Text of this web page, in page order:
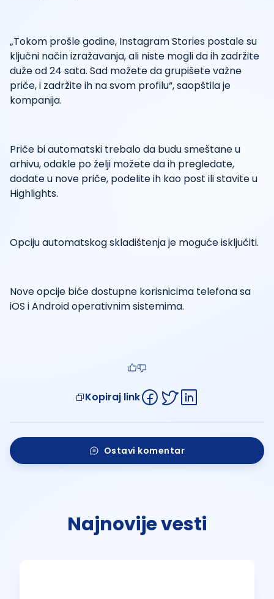
„Tokom prošle godine, Instagram Stories postale su
ključni način izražavanja, ali niste mogli da ih zadržite
duže od 24 sata. Sad možete da grupišete važne
priče, i zadržite ih na svom profilu“, saopštila je
kompanija.
Priče bi automatski trebalo da budu smeštane u
arhivu, odakle po želji možete da ih pregledate,
dodate u nove priče, podelite ih kao post ili stavite u
Highlights.
Opciju automatskog skladištenja je moguće isključiti.
Nove opcije biće dostupne korisnicima telefona sa
iOS i Android operativnim sistemima.
Kopiraj link
Ostavi komentar
Najnovije vesti